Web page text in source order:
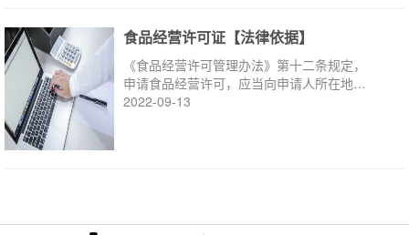
食品经营许可证【法律依据】
《食品经营许可管理办法》第十二条规定，
申请食品经营许可，应当向申请人所在地县
级以上地方食品药品监督管理部门提交下列
2022-09-13